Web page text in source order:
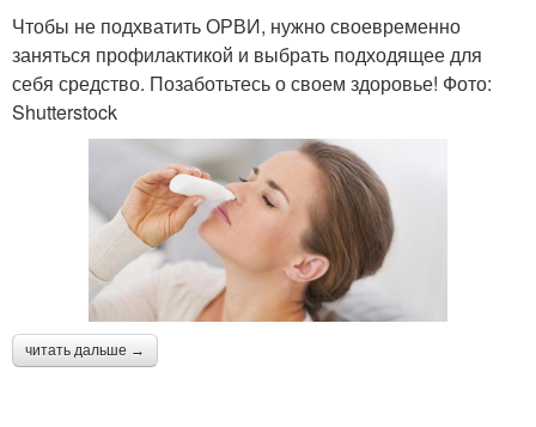
Чтобы не подхватить ОРВИ, нужно своевременно
заняться профилактикой и выбрать подходящее для
себя средство. Позаботьтесь о своем здоровье! Фото:
Shutterstock
читать дальше →